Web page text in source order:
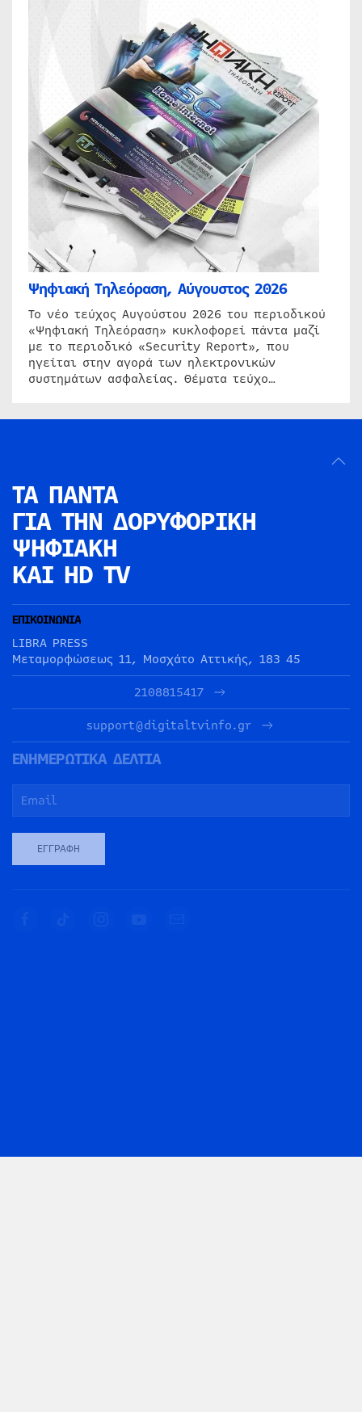
Ψηφιακή Τηλεόραση, Αύγουστος 2026
Το νέο τεύχος Αυγούστου 2026 του περιοδικού
«Ψηφιακή Τηλεόραση» κυκλοφορεί πάντα μαζί
με το περιοδικό «Security Report», που
ηγείται στην αγορά των ηλεκτρονικών
συστημάτων ασφαλείας. Θέματα τεύχο…
ΤΑ ΠΑΝΤΑ
ΓΙΑ ΤΗΝ ΔΟΡΥΦΟΡΙΚΗ
ΨΗΦΙΑΚΗ
ΚΑΙ HD TV
ΕΠΙΚΟΙΝΩΝΙΑ
LIBRA PRESS
Μεταμορφώσεως 11, Μοσχάτο Αττικής, 183 45
2108815417
support@digitaltvinfo.gr
ΕΝΗΜΕΡΩΤΙΚΑ ΔΕΛΤΙΑ
ΕΓΓΡΑΦΉ